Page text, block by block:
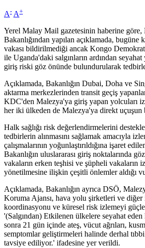
A- A+
Yerel Malay Mail gazetesinin haberine göre,
Bakanlığından yapılan açıklamada, bugüne
vakası bildirilmediği ancak Kongo
ile Uganda'daki salgınların ardından
giriş riski göz önünde bulundurularak
Açıklamada, Bakanlığın Dubai, Doha ve
aktarma merkezlerinden transit geçiş
KDC'den Malezya'ya giriş yapan yolcuları
her iki ülkeden de Malezya'ya direkt uçuşun
Halk sağlığı risk değerlendirmelerini
tedbirlerin alınmasını sağlamak amacıyla
çalışmalarının yoğunlaştırıldığına işaret
Bakanlığın uluslararası giriş noktalarında
vakaların erken teşhisi ve şüpheli vakaların
yönetilmesine ilişkin çeşitli önlemler aldığı
Açıklamada, Bakanlığın ayrıca DSÖ,
Koruma Ajansı, hava yolu şirketleri ve
koordinasyonu ve küresel risk izlemeyi
'(Salgından) Etkilenen ülkelere seyahat
sonra 21 gün içinde ateş, vücut ağrıları,
semptomlar geliştirmeleri halinde derhal tıbbi
tavsiye ediliyor.' ifadesine yer verildi.